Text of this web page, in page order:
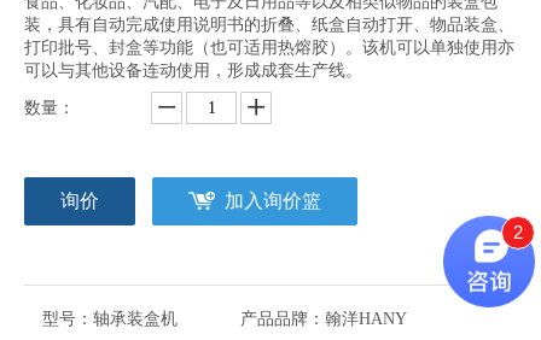
装，具有自动完成使用说明书的折叠、纸盒自动打开、物品装盒、
打印批号、封盒等功能（也可适用热熔胶）。该机可以单独使用亦
可以与其他设备连动使用，形成成套生产线。
数量：
询价 加入询价篮
型号： 轴承装盒机 产品品牌： 翰洋HANY
2